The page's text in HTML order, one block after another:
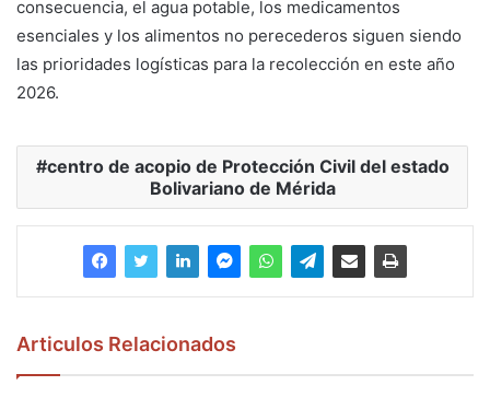
consecuencia, el agua potable, los medicamentos
esenciales y los alimentos no perecederos siguen siendo
las prioridades logísticas para la recolección en este año
2026.
centro de acopio de Protección Civil del estado
Bolivariano de Mérida
Articulos Relacionados